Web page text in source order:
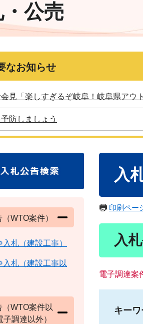
・公売
なお知らせ
見「楽しすぎるぞ岐阜！岐阜県アウ
防しましょう
入
印刷ペー
入
電子調達案
キー
WTO案件）
札（建設工事）
入札（建設工事以
（WTO案件以
調達以外）